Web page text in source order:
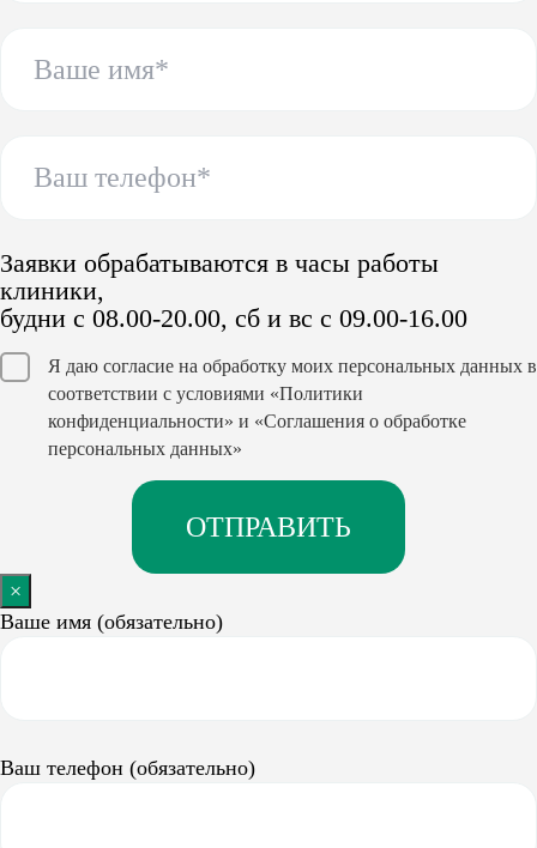
Заявки обрабатываются в часы работы
клиники,
будни с 08.00-20.00, сб и вс с 09.00-16.00
Я даю согласие на обработку моих персональных данных в
соответствии с условиями «Политики
конфиденциальности» и «Соглашения о обработке
персональных данных»
×
Ваше имя (обязательно)
Ваш телефон (обязательно)